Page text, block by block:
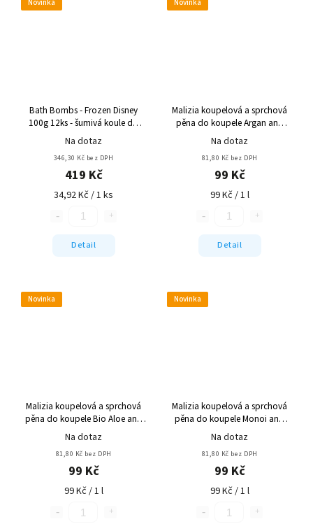
Novinka
Bath Bombs - Frozen Disney
100g 12ks - šumivá koule do
koupele
Na dotaz
346,30 Kč bez DPH
419 Kč
34,92 Kč / 1 ks
Detail
Novinka
Malizia koupelová a sprchová
pěna do koupele Argan and
Vanilla 1000 ml
Na dotaz
81,80 Kč bez DPH
99 Kč
99 Kč / 1 l
Detail
Novinka
Malizia koupelová a sprchová
pěna do koupele Bio Aloe and
Magnolia 1000 ml
Na dotaz
81,80 Kč bez DPH
99 Kč
99 Kč / 1 l
Novinka
Malizia koupelová a sprchová
pěna do koupele Monoi and
Lotus Flower 1000 ml
Na dotaz
81,80 Kč bez DPH
99 Kč
99 Kč / 1 l